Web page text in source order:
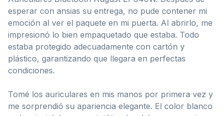
esperar con ansias su entrega, no pude contener mi
emoción al ver el paquete en mi puerta. Al abrirlo, me
impresionó lo bien empaquetado que estaba. Todo
estaba protegido adecuadamente con cartón y
plástico, garantizando que llegara en perfectas
condiciones.
Tomé los auriculares en mis manos por primera vez y
me sorprendió su apariencia elegante. El color blanco